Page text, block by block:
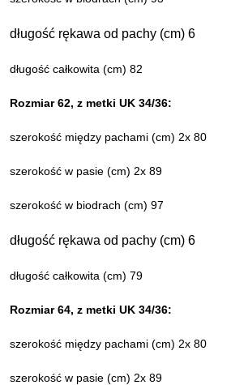
długość rękawa od pachy (cm) 6
długość całkowita (cm) 82
Rozmiar 62, z metki UK 34/36:
szerokość między pachami (cm) 2x 80
szerokość w pasie (cm) 2x 89
szerokość w biodrach (cm) 97
długość rękawa od pachy (cm) 6
długość całkowita (cm) 79
Rozmiar 64, z metki UK 34/36:
szerokość między pachami (cm) 2x 80
szerokość w pasie (cm) 2x 89